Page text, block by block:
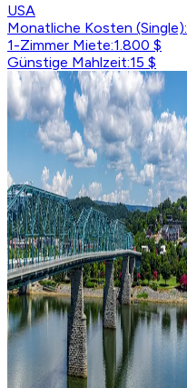
USA
Monatliche Kosten (Single):
1-Zimmer Miete:1.800 $
Günstige Mahlzeit:15 $